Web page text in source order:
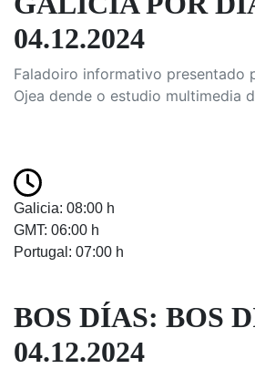
04.12.2024
Faladoiro informativo presentado
Ojea dende o estudio multimedia
Galicia: 08:00 h
GMT: 06:00 h
Portugal: 07:00 h
BOS DÍAS: BOS
04.12.2024